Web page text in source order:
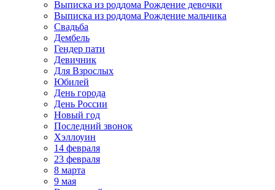
Выписка из роддома Рождение девочки
Выписка из роддома Рождение мальчика
Свадьба
Дембель
Гендер пати
Девичник
Для Взрослых
Юбилей
День города
День России
Новый год
Последний звонок
Хэллоуин
14 февраля
23 февраля
8 марта
9 мая